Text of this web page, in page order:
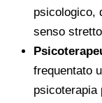
psicologico,
senso
frequentato
psicoterapia